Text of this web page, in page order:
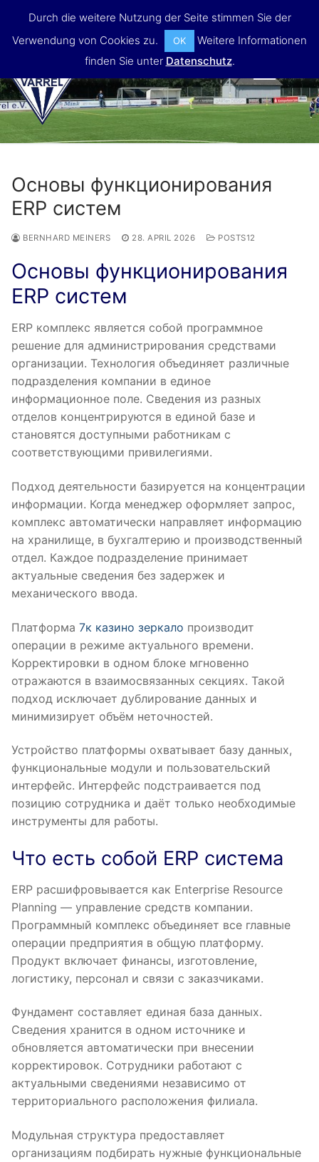
content
Основы функционирования
ERP систем
BERNHARD MEINERS 28. APRIL 2026 POSTS12
Основы функционирования
ERP систем
ERP комплекс является собой программное
решение для администрирования средствами
организации. Технология объединяет различные
подразделения компании в единое
информационное поле. Сведения из разных
отделов концентрируются в единой базе и
становятся доступными работникам с
соответствующими привилегиями.
Подход деятельности базируется на концентрации
информации. Когда менеджер оформляет запрос,
комплекс автоматически направляет информацию
на хранилище, в бухгалтерию и производственный
отдел. Каждое подразделение принимает
актуальные сведения без задержек и
механического ввода.
Платформа 7к казино зеркало производит
операции в режиме актуального времени.
Корректировки в одном блоке мгновенно
отражаются в взаимосвязанных секциях. Такой
подход исключает дублирование данных и
минимизирует объём неточностей.
Устройство платформы охватывает базу данных,
функциональные модули и пользовательский
интерфейс. Интерфейс подстраивается под
позицию сотрудника и даёт только необходимые
инструменты для работы.
Что есть собой ERP система
ERP расшифровывается как Enterprise Resource
Planning — управление средств компании.
Программный комплекс объединяет все главные
операции предприятия в общую платформу.
Продукт включает финансы, изготовление,
логистику, персонал и связи с заказчиками.
Фундамент составляет единая база данных.
Сведения хранится в одном источнике и
обновляется автоматически при внесении
корректировок. Сотрудники работают с
актуальными сведениями независимо от
территориального расположения филиала.
Модульная структура предоставляет
организациям подбирать нужные функциональные
Durch die weitere Nutzung der Seite stimmen Sie der
Verwendung von Cookies zu.
OK
Weitere Informationen
finden Sie unter Datenschutz.